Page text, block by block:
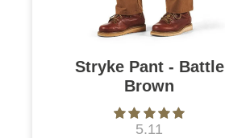
Stryke Pant - Battle
Brown
5.11